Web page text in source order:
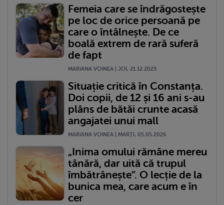
Femeia care se îndrăgostește
pe loc de orice persoană pe
care o întâlnește. De ce
boală extrem de rară suferă
de fapt
MARIANA VOINEA | JOI, 21.12.2023
Situație critică în Constanța.
Doi copii, de 12 și 16 ani s-au
plâns de bătăi crunte acasă
angajatei unui mall
MARIANA VOINEA | MARŢI, 05.05.2026
„Inima omului rămâne mereu
tânără, dar uită că trupul
îmbătrânește”. O lecție de la
bunica mea, care acum e în
cer